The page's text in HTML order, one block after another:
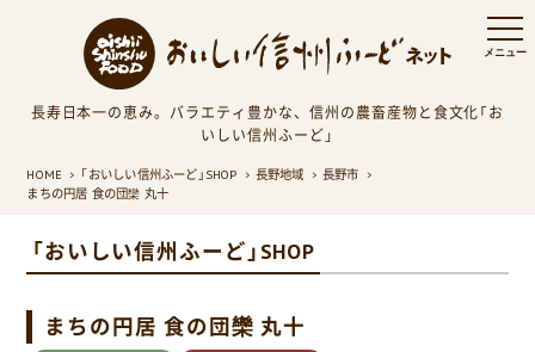
長寿日本一の恵み。バラエティ豊かな、信州の農畜産物と食文化「お
いしい信州ふーど」
HOME 「おいしい信州ふーど」SHOP 長野地域
長野市
まちの円居 食の団欒 丸十
「おいしい信州ふーど」SHOP
まちの円居 食の団欒 丸十